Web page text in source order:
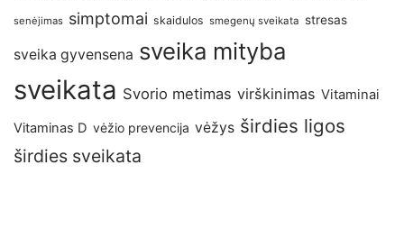
senėjimas simptomai skaidulos smegenų sveikata stresas
sveika gyvensena sveika mityba
sveikata Svorio metimas virškinimas Vitaminai
Vitaminas D vėžio prevencija vėžys širdies ligos
širdies sveikata